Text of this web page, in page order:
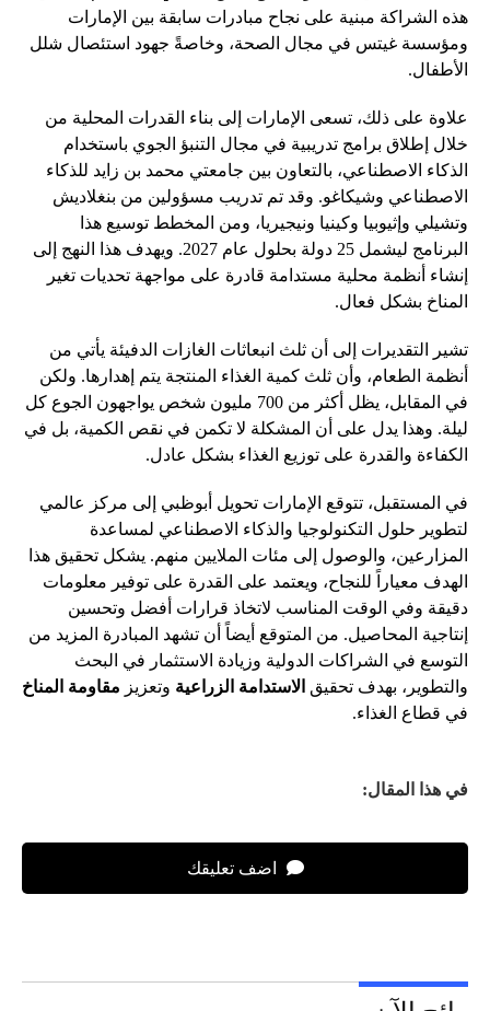
هذه الشراكة مبنية على نجاح مبادرات سابقة بين الإمارات
ومؤسسة غيتس في مجال الصحة، وخاصةً جهود استئصال شلل
الأطفال.
علاوة على ذلك، تسعى الإمارات إلى بناء القدرات المحلية من
خلال إطلاق برامج تدريبية في مجال التنبؤ الجوي باستخدام
الذكاء الاصطناعي، بالتعاون بين جامعتي محمد بن زايد للذكاء
الاصطناعي وشيكاغو. وقد تم تدريب مسؤولين من بنغلاديش
وتشيلي وإثيوبيا وكينيا ونيجيريا، ومن المخطط توسيع هذا
البرنامج ليشمل 25 دولة بحلول عام 2027. ويهدف هذا النهج إلى
إنشاء أنظمة محلية مستدامة قادرة على مواجهة تحديات تغير
المناخ بشكل فعال.
تشير التقديرات إلى أن ثلث انبعاثات الغازات الدفيئة يأتي من
أنظمة الطعام، وأن ثلث كمية الغذاء المنتجة يتم إهدارها. ولكن
في المقابل، يظل أكثر من 700 مليون شخص يواجهون الجوع كل
ليلة. وهذا يدل على أن المشكلة لا تكمن في نقص الكمية، بل في
الكفاءة والقدرة على توزيع الغذاء بشكل عادل.
في المستقبل، تتوقع الإمارات تحويل أبوظبي إلى مركز عالمي
لتطوير حلول التكنولوجيا والذكاء الاصطناعي لمساعدة
المزارعين، والوصول إلى مئات الملايين منهم. يشكل تحقيق هذا
الهدف معياراً للنجاح، ويعتمد على القدرة على توفير معلومات
دقيقة وفي الوقت المناسب لاتخاذ قرارات أفضل وتحسين
إنتاجية المحاصيل. من المتوقع أيضاً أن تشهد المبادرة المزيد من
التوسع في الشراكات الدولية وزيادة الاستثمار في البحث
والتطوير، بهدف تحقيق الاستدامة الزراعية وتعزيز مقاومة المناخ
في قطاع الغذاء.
في هذا المقال:
اضف تعليقك